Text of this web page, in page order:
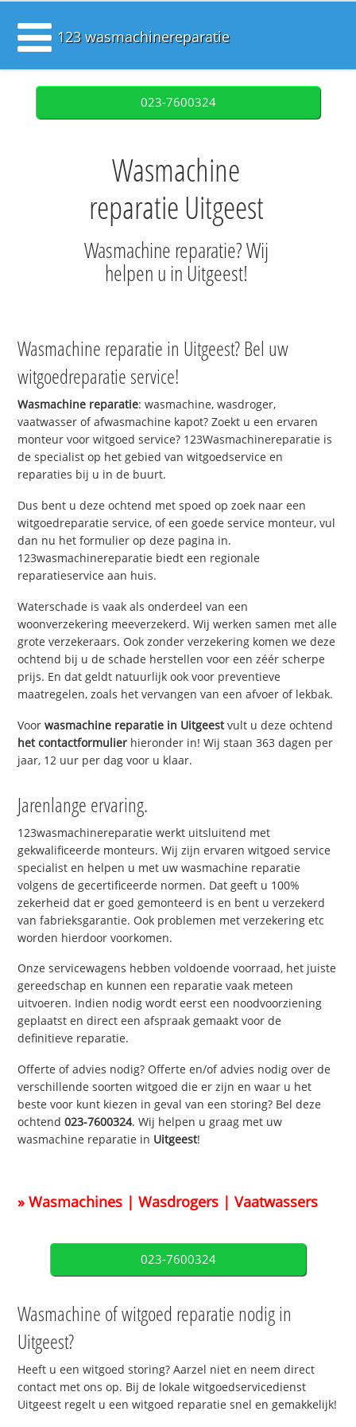
123 wasmachinereparatie
023-7600324
Wasmachine
reparatie Uitgeest
Wasmachine reparatie? Wij
helpen u in Uitgeest!
Wasmachine reparatie in Uitgeest? Bel uw
witgoedreparatie service!
Wasmachine reparatie: wasmachine, wasdroger,
vaatwasser of afwasmachine kapot? Zoekt u een ervaren
monteur voor witgoed service? 123Wasmachinereparatie is
de specialist op het gebied van witgoedservice en
reparaties bij u in de buurt.
Dus bent u deze ochtend met spoed op zoek naar een
witgoedreparatie service, of een goede service monteur, vul
dan nu het formulier op deze pagina in.
123wasmachinereparatie biedt een regionale
reparatieservice aan huis.
Waterschade is vaak als onderdeel van een
woonverzekering meeverzekerd. Wij werken samen met alle
grote verzekeraars. Ook zonder verzekering komen we deze
ochtend bij u de schade herstellen voor een zéér scherpe
prijs. En dat geldt natuurlijk ook voor preventieve
maatregelen, zoals het vervangen van een afvoer of lekbak.
Voorwasmachine reparatie in Uitgeestvult u deze ochtend
het contactformulier hieronder in! Wij staan 363 dagen per
jaar, 12 uur per dag voor u klaar.
Jarenlange ervaring.
123wasmachinereparatie werkt uitsluitend met
gekwalificeerde monteurs. Wij zijn ervaren witgoed service
specialist en helpen u met uw wasmachine reparatie
volgens de gecertificeerde normen. Dat geeft u 100%
zekerheid dat er goed gemonteerd is en bent u verzekerd
van fabrieksgarantie. Ook problemen met verzekering etc
worden hierdoor voorkomen.
Onze servicewagens hebben voldoende voorraad, het juiste
gereedschap en kunnen een reparatie vaak meteen
uitvoeren. Indien nodig wordt eerst een noodvoorziening
geplaatst en direct een afspraak gemaakt voor de
definitieve reparatie.
Offerte of advies nodig? Offerte en/of advies nodig over de
verschillende soorten witgoed die er zijn en waar u het
beste voor kunt kiezen in geval van een storing? Bel deze
ochtend023-7600324. Wij helpen u graag met uw
wasmachine reparatie in Uitgeest!
» Wasmachines | Wasdrogers | Vaatwassers
023-7600324
Wasmachine of witgoed reparatie nodig in
Uitgeest?
Heeft u een witgoed storing? Aarzel niet en neem direct
contact met ons op. Bij de lokale witgoedservicedienst
Uitgeest regelt u een witgoed reparatie snel en gemakkelijk!